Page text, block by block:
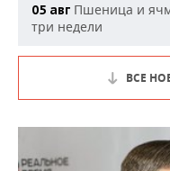
05 авг Пшеница и
три недели
ВСЕ